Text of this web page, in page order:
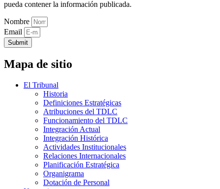
pueda contener la información publicada.
Nombre
Email
Submit
Mapa de sitio
El Tribunal
Historia
Definiciones Estratégicas
Atribuciones del TDLC
Funcionamiento del TDLC
Integración Actual
Integración Histórica
Actividades Institucionales
Relaciones Internacionales
Planificación Estratégica
Organigrama
Dotación de Personal